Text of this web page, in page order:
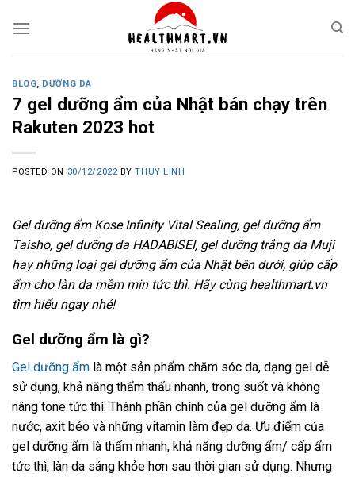
BLOG, DƯỠNG DA
7 gel dưỡng ẩm của Nhật bán chạy trên
Rakuten 2023 hot
POSTED ON 30/12/2022 BYTHUY LINH
Gel dưỡng ẩm Kose Infinity Vital Sealing, gel dưỡng ẩm
Taisho, gel dưỡng da HADABISEI, gel dưỡng trắng da Muji
hay những loại gel dưỡng ẩm của Nhật bên dưới, giúp cấp
ẩm cho làn da mềm mịn tức thì. Hãy cùng healthmart.vn
tìm hiểu ngay nhé!
Gel dưỡng ẩm là gì?
Gel dưỡng ẩm là một sản phẩm chăm sóc da, dạng gel dễ
sử dụng, khả năng thẩm thấu nhanh, trong suốt và không
nâng tone tức thì. Thành phần chính của gel dưỡng ẩm là
nước, axit béo và những vitamin làm đẹp da. Ưu điểm của
gel dưỡng ẩm là thấm nhanh, khả năng dưỡng ẩm/ cấp ẩm
tức thì, làn da sáng khỏe hơn sau thời gian sử dụng. Nhưng